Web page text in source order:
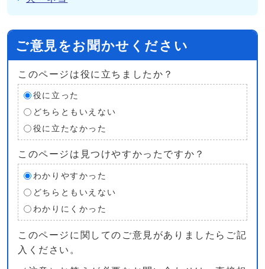
ご意見をお聞かせください
このページは役に立ちましたか？
役に立った
どちらともいえない
役に立たなかった
このページは見つけやすかったですか？
わかりやすかった
どちらともいえない
わかりにくかった
このページに関してのご意見がありましたらご記
入ください。